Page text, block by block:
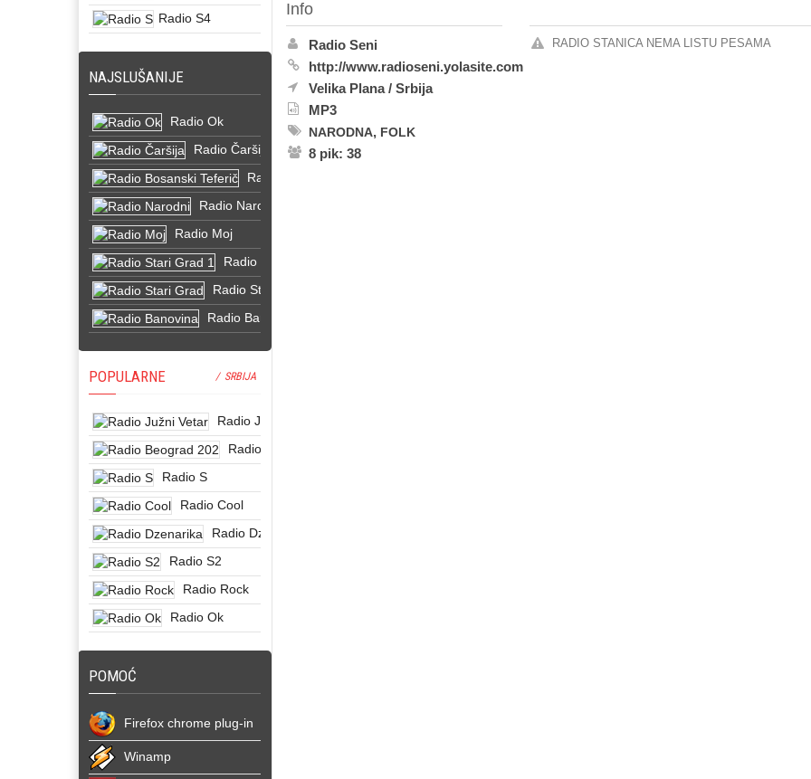
Radio S4
NAJSLUŠANIJE
Radio Ok
Radio Čaršija
Radio Bosanski Teferič
Radio Narodni
Radio Moj
Radio Stari Grad 1
Radio Stari Grad
Radio Banovina
POPULARNE / SRBIJA
Radio Južni Vetar
Radio Beograd 202
Radio S
Radio Cool
Radio Dzenarika
Radio S2
Radio Rock
Radio Ok
POMOĆ
Firefox chrome plug-in
Winamp
Info
Radio Seni
http://www.radioseni.yolasite.com
Velika Plana/Srbija
MP3
NARODNA, FOLK
8 pik: 38
RADIO STANICA NEMA LISTU PESAMA